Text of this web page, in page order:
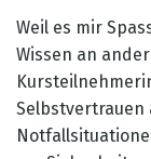
Weil es mir
Wissen an
Selbstvertrauen